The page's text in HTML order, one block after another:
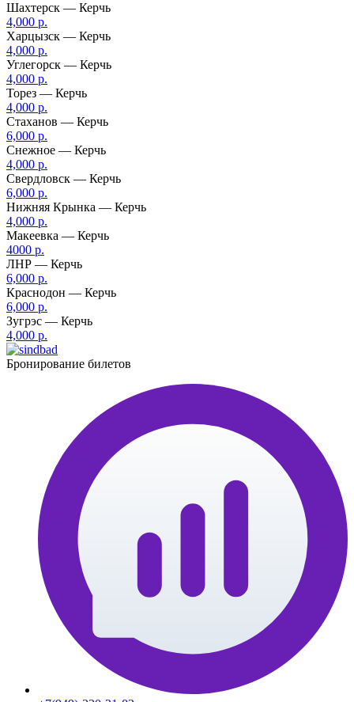
Шахтерск — Керчь
4,000 р.
Харцызск — Керчь
4,000 р.
Углегорск — Керчь
4,000 р.
Торез — Керчь
4,000 р.
Стаханов — Керчь
6,000 р.
Снежное — Керчь
4,000 р.
Свердловск — Керчь
6,000 р.
Нижняя Крынка — Керчь
4,000 р.
Макеевка — Керчь
4000 р.
ЛНР — Керчь
6,000 р.
Краснодон — Керчь
6,000 р.
Зугрэс — Керчь
4,000 р.
Бронирование билетов